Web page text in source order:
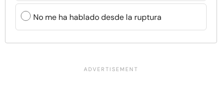
No me ha hablado desde la ruptura